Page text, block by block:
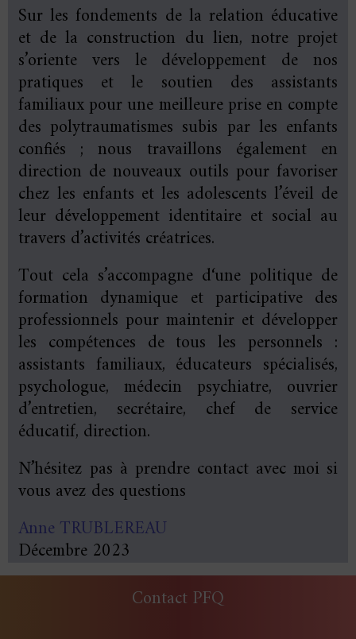
Sur les fondements de la relation éducative
et de la construction du lien, notre projet
s’oriente vers le développement de nos
pratiques et le soutien des assistants
familiaux pour une meilleure prise en compte
des polytraumatismes subis par les enfants
confiés ; nous travaillons également en
direction de nouveaux outils pour favoriser
chez les enfants et les adolescents l’éveil de
leur développement identitaire et social au
travers d’activités créatrices.
Tout cela s’accompagne d‘une politique de
formation dynamique et participative des
professionnels pour maintenir et développer
les compétences de tous les personnels :
assistants familiaux, éducateurs spécialisés,
psychologue, médecin psychiatre, ouvrier
d’entretien, secrétaire, chef de service
éducatif, direction.
N’hésitez pas à prendre contact avec moi si
vous avez des questions
Anne TRUBLEREAU
Décembre 2023
Contact PFQ